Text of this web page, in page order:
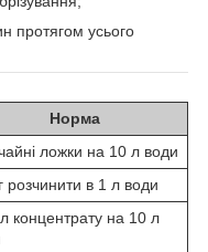
протягом усього
Норма
ложки на 10 л води
розчинити в 1 л води
концентрату на 10 л